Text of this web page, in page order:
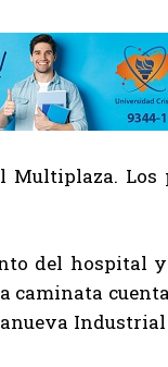
Los
del hospital